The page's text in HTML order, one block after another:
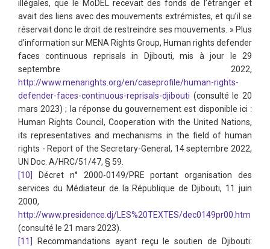
illégales, que le MoDEL recevait des fonds de l’étranger et
avait des liens avec des mouvements extrémistes, et qu’il se
réservait donc le droit de restreindre ses mouvements. » Plus
d’information sur MENA Rights Group, Human rights defender
faces continuous reprisals in Djibouti, mis à jour le 29
septembre 2022,
http://www.menarights.org/en/caseprofile/human-rights-
defender-faces-continuous-reprisals-djibouti (consulté le 20
mars 2023) ; la réponse du gouvernement est disponible ici :
Human Rights Council, Cooperation with the United Nations,
its representatives and mechanisms in the field of human
rights - Report of the Secretary-General, 14 septembre 2022,
UN Doc. A/HRC/51/47, § 59.
[10]
Décret n° 2000-0149/PRE portant organisation des
services du Médiateur de la République de Djibouti, 11 juin
2000,
http://www.presidence.dj/LES%20TEXTES/dec0149pr00.htm
(consulté le 21 mars 2023).
[11]
Recommandations ayant reçu le soutien de Djibouti: